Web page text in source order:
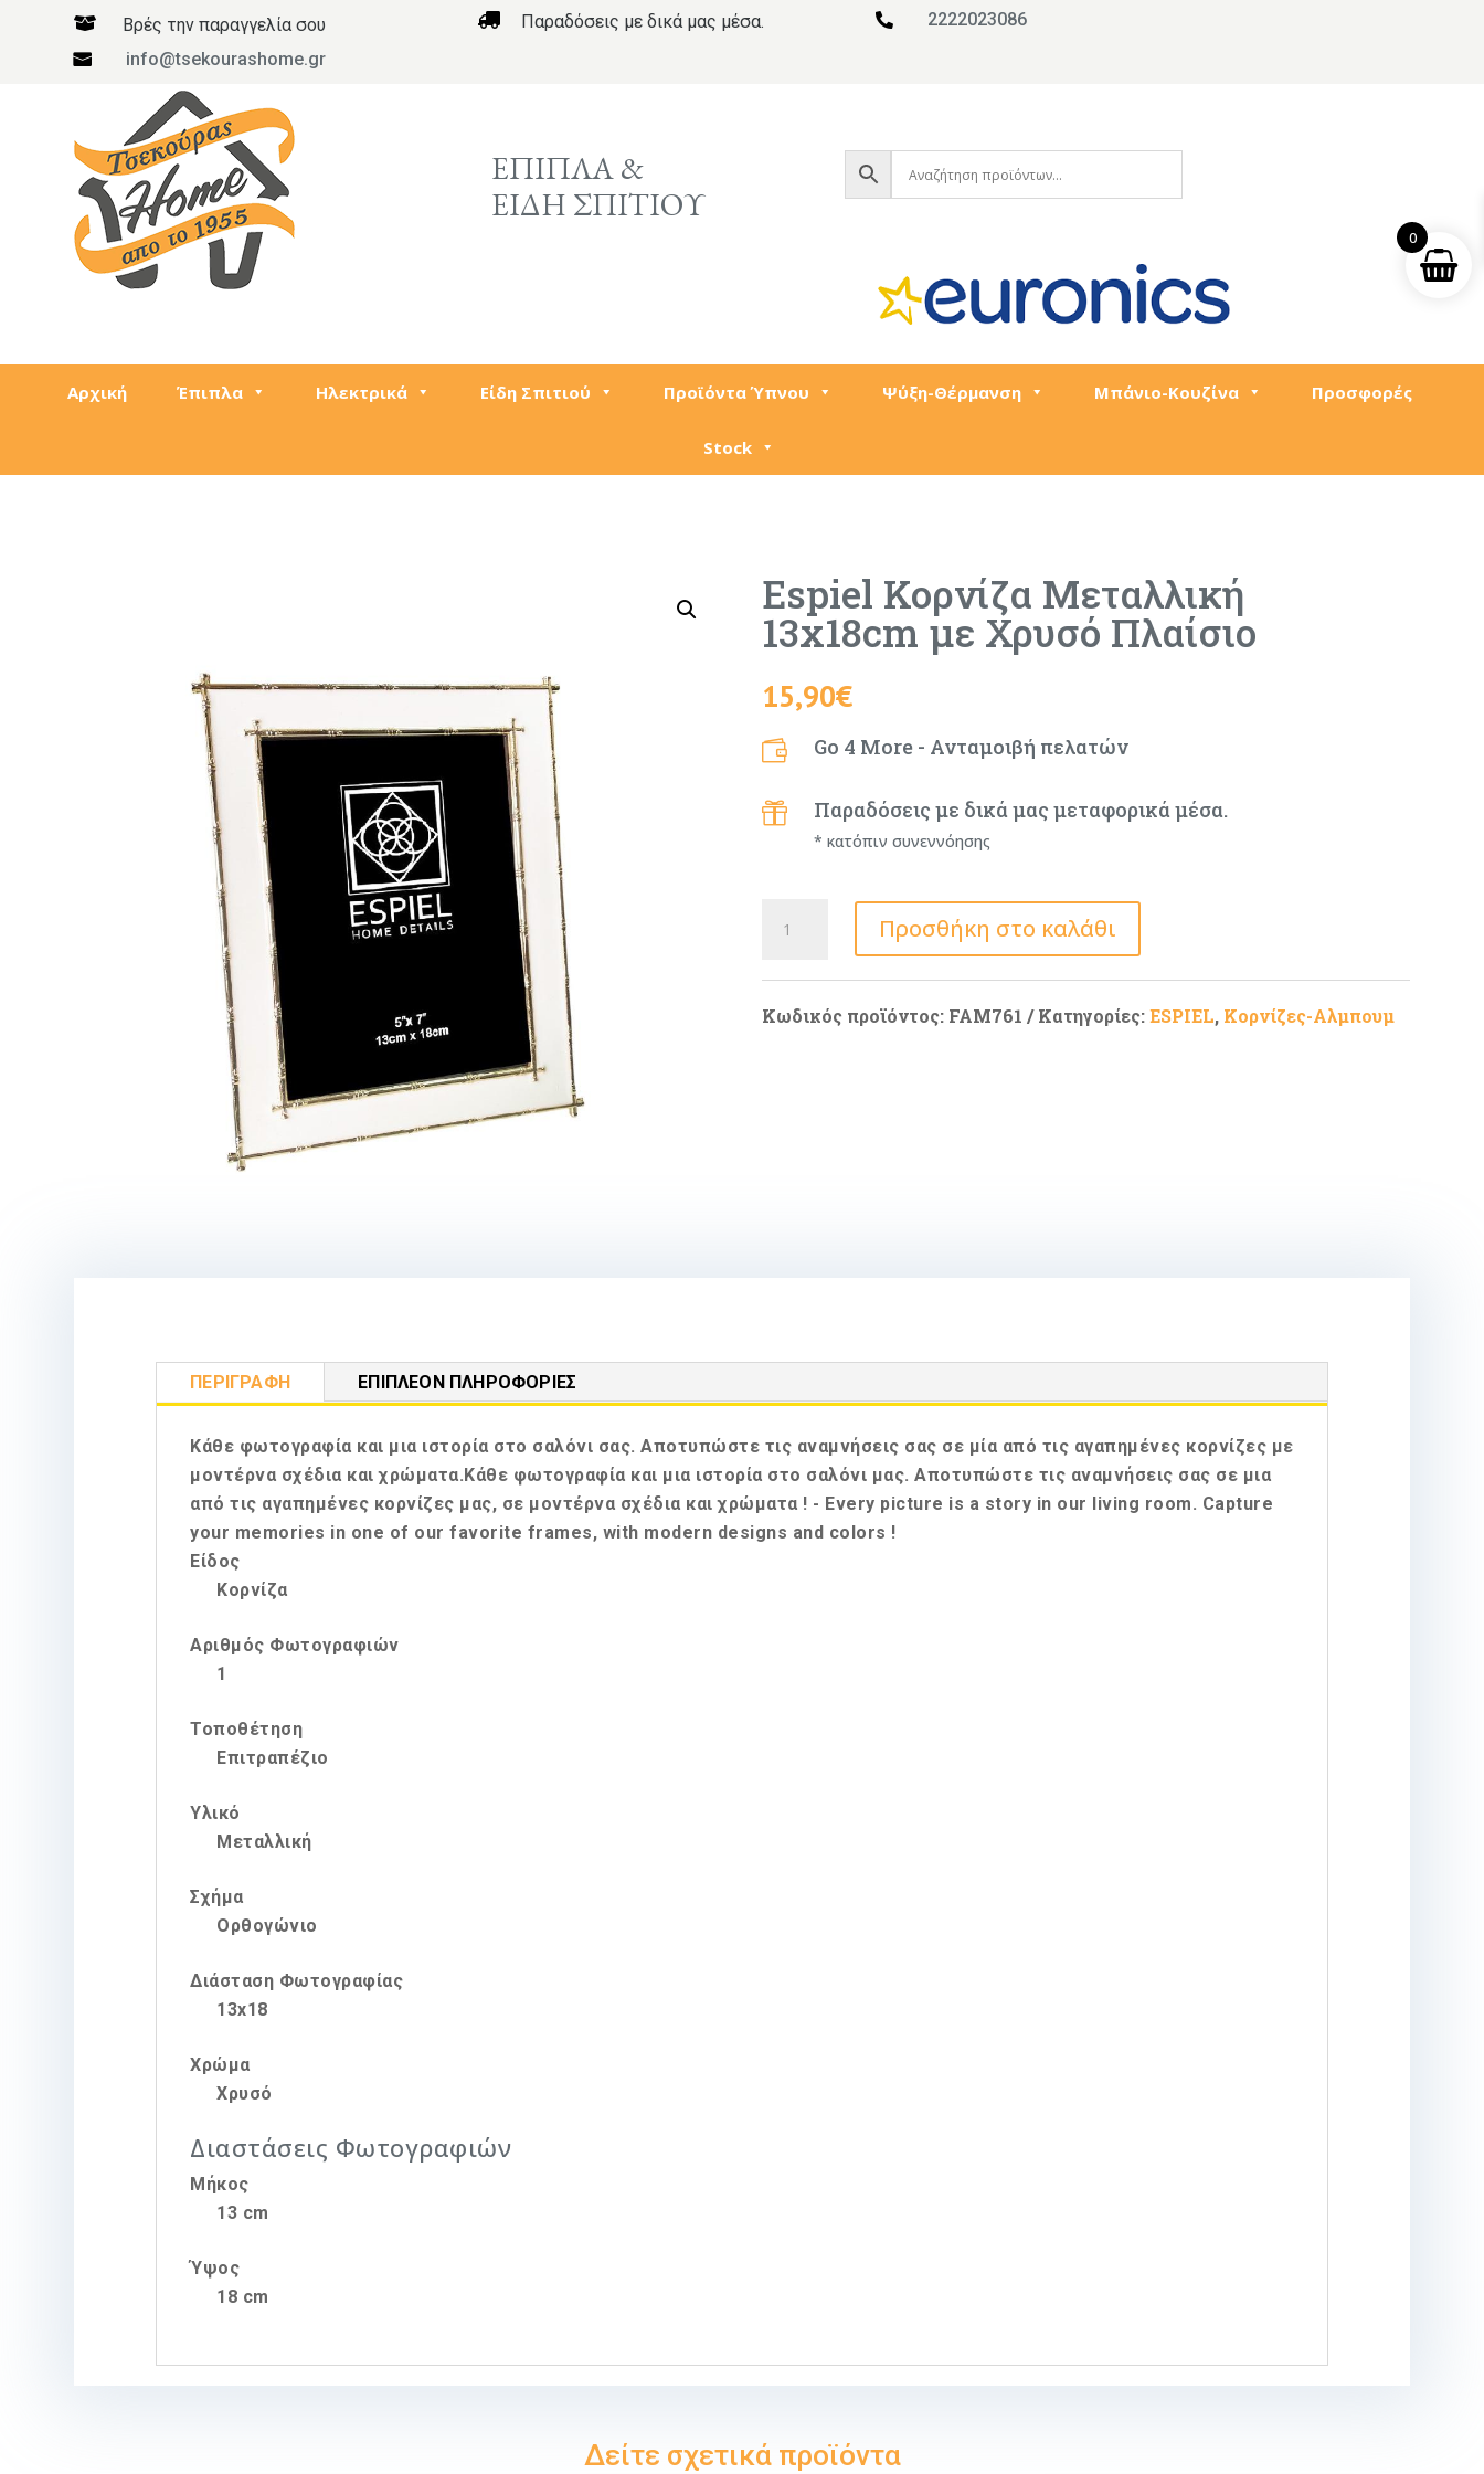
 Βρές την παραγγελία σου  Παραδόσεις με δικά μας μέσα.  2222023086
 info@tsekourashome.gr
ΕΠΙΠΛΑ &
ΕΙΔΗ ΣΠΙΤΙΟΥ
Αρχική Έπιπλα Ηλεκτρικά Είδη Σπιτιού Προϊόντα Ύπνου Ψύξη-Θέρμανση Μπάνιο-Κουζίνα Προσφορές
Stock
Espiel Κορνίζα Μεταλλική
13x18cm με Χρυσό Πλαίσιο
15,90€
 Go 4 More - Ανταμοιβή πελατών
 Παραδόσεις με δικά μας μεταφορικά μέσα.
* κατόπιν συνεννόησης
Κορνίζα
13x18cm
με
Προσθήκη στο καλάθι
Κωδικός προϊόντος: FAM761 Κατηγορίες:ESPIEL, Κορνίζες-Αλμπουμ
ΠΕΡΙΓΡΑΦΉ ΕΠΙΠΛΈΟΝ ΠΛΗΡΟΦΟΡΊΕΣ
Κάθε φωτογραφία και μια ιστορία στο σαλόνι σας. Αποτυπώστε τις αναμνήσεις σας σε μία από τις αγαπημένες κορνίζες με
μοντέρνα σχέδια και χρώματα.Κάθε φωτογραφία και μια ιστορία στο σαλόνι μας. Αποτυπώστε τις αναμνήσεις σας σε μια
από τις αγαπημένες κορνίζες μας, σε μοντέρνα σχέδια και χρώματα ! - Every picture is a story in our living room. Capture
your memories in one of our favorite frames, with modern designs and colors !
Είδος
Κορνίζα
Αριθμός Φωτογραφιών
1
Τοποθέτηση
Επιτραπέζιο
Υλικό
Μεταλλική
Σχήμα
Ορθογώνιο
Διάσταση Φωτογραφίας
13x18
Χρώμα
Χρυσό
Διαστάσεις Φωτογραφιών
Μήκος
13 cm
Ύψος
18 cm
Δείτε σχετικά προϊόντα
0